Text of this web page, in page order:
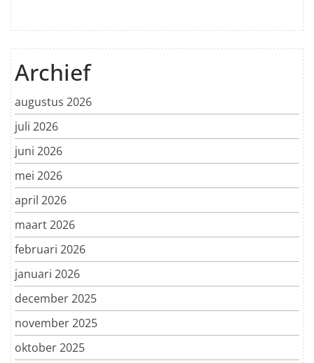
Archief
augustus 2026
juli 2026
juni 2026
mei 2026
april 2026
maart 2026
februari 2026
januari 2026
december 2025
november 2025
oktober 2025